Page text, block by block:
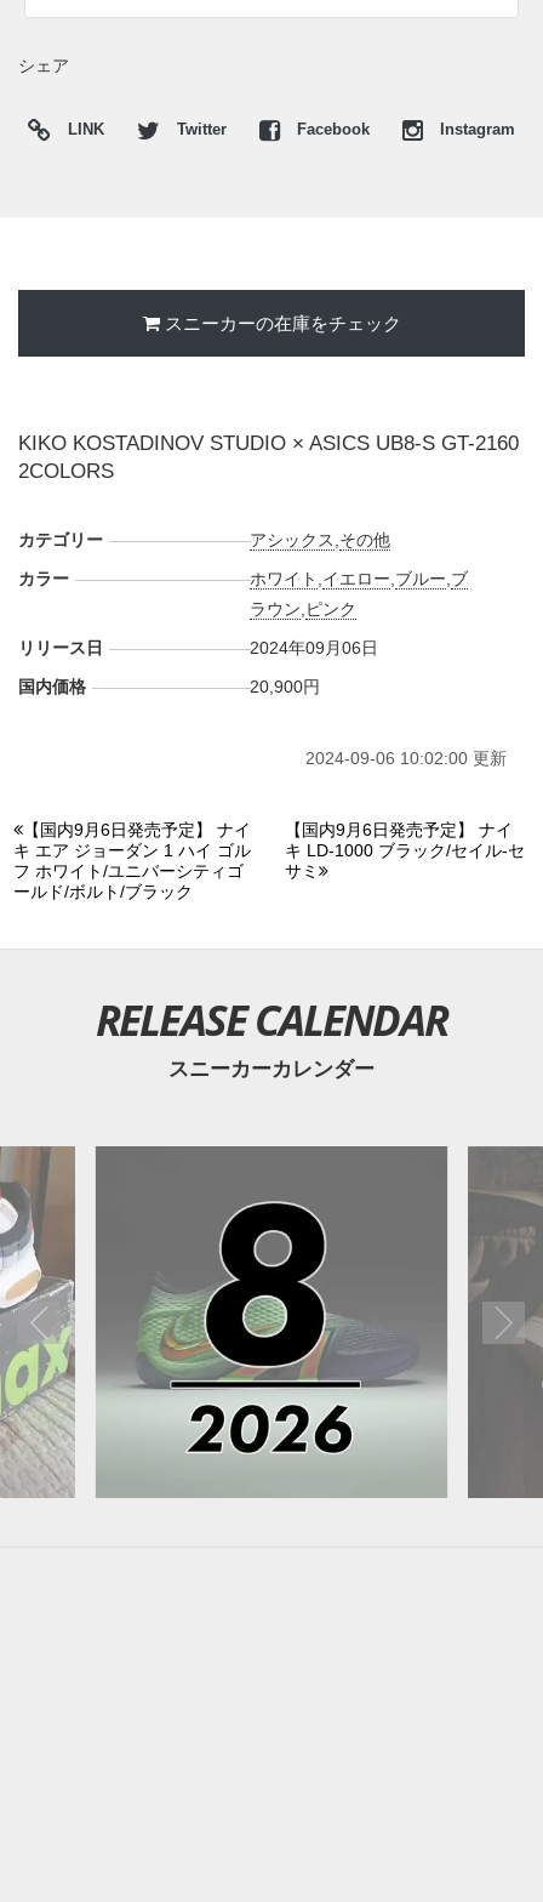
シェア
LINK Twitter Facebook Instagram
スニーカーの在庫をチェック
KIKO KOSTADINOV STUDIO × ASICS UB8-S GT-2160
2COLORS
カテゴリー アシックス その他
カラー
ホワイト イエロー ブルー ブ
ラウン ピンク
リリース日
2024年09月06日
国内価格
20,900円
2024-09-06 10:02:00 更新
【国内9月6日発売予定】 ナイ
キ エア ジョーダン 1 ハイ ゴル
フ ホワイト/ユニバーシティゴ
ールド/ボルト/ブラック
【国内9月6日発売予定】 ナイ
キ LD-1000 ブラック/セイル-セ
サミ
RELEASE CALENDAR
スニーカーカレンダー